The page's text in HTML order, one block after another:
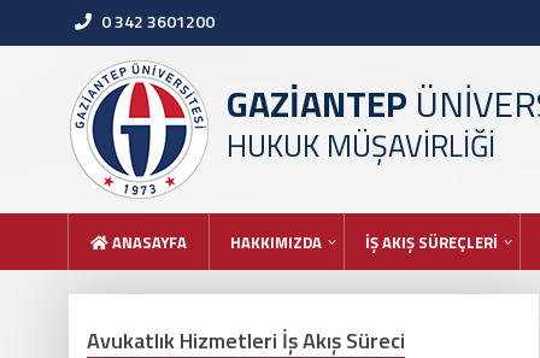
0 342 3601200
GAZİANTEP
HUKUK MÜŞAVİRLİĞİ
ANASAYFA HAKKIMIZDA İŞ AKIŞ SÜREÇLERİ
Avukatlık Hizmetleri İş Akış Süreci